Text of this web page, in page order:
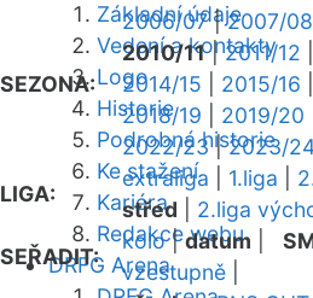
Základní údaje
Vedení a kontakty
Logo
Historie
Podrobná historie
Ke stažení
Kariéra
Redakce webu
DRFG Arena
SEZONA:
2006/07|2007/08
2010/11|2011/12
2014/15
2015/16
2018/19
2019/20
2022/23|2023/
LIGA:
extraliga 1.liga
střed
2.liga
SEŘADIT:
kolo|datum
vzestupně